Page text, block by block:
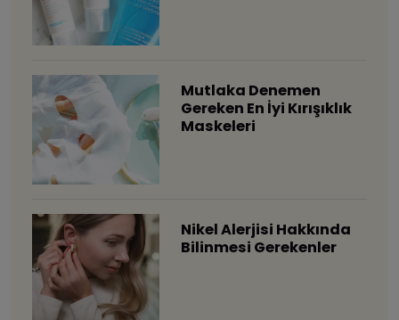
Mutlaka Denemen
Gereken En İyi Kırışıklık
Maskeleri
Nikel Alerjisi Hakkında
Bilinmesi Gerekenler